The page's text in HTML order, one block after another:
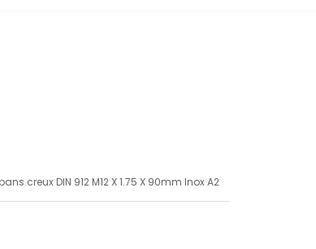
creux DIN 912 M12 X 1.75 X 90mm Inox A2